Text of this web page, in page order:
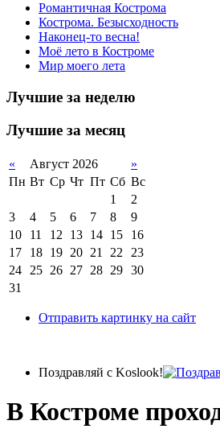
Романтичная Кострома
Кострома. Безысходность
Наконец-то весна!
Моё лето в Костроме
Мир моего лета
Лучшие за неделю
Лучшие за месяц
« Август 2026
»
Пн Вт Ср Чт Пт Сб Вс
1
2
3
4 5 6 7 8
9
10
11 12 13 14 15
16
17
18 19 20 21 22
23
24
25 26 27 28 29 30
31
Отправить картинку на сайт
Поздравляй с Koslook!
В Костроме